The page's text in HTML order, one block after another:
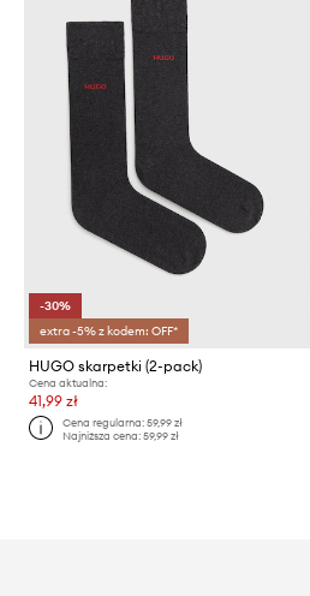
-30%
extra -5% z kodem: OFF*
HUGO skarpetki (2-pack)
Cena aktualna:
41,99 zł
Cena regularna:59,99 zł
Najniższa cena:59,99 zł